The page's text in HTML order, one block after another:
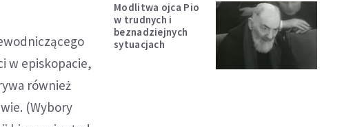
w episkopacie,
również
(Wybory
Modlitwa ojca Pio
w trudnych i
beznadziejnych
sytuacjach